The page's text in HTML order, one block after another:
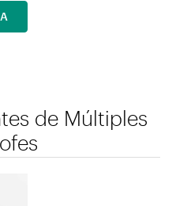
de Múltiples